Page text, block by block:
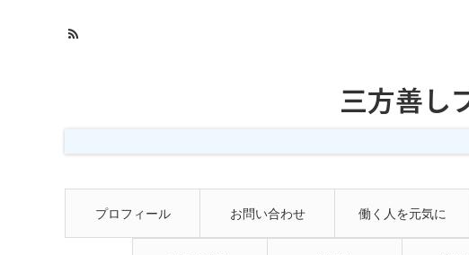
三方善し
プロフィール お問い合わせ 働く人を元気に